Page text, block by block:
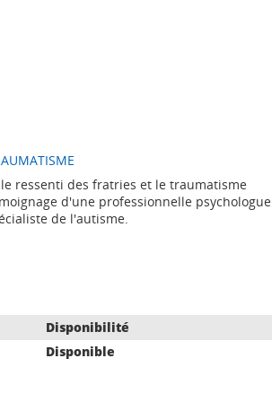
ressenti des fratries et le traumatisme
d'une professionnelle psychologue
de l'autisme.
Disponibilité
Disponible